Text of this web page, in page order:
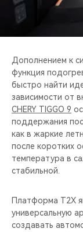
Дополнением к
функция
быстро найти
зависимости от
CHERY TIGGO 9
поддержания
как в жаркие
после коротких
температура в
стабильной.
Платформа T2X
универсальную
создавать